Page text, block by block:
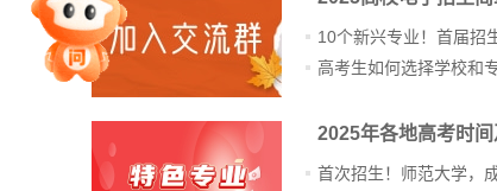
专家指导课
10个新兴专业！首届招
高考生如何选择学校和专
2025年各地高考时
首次招生！师范大学，